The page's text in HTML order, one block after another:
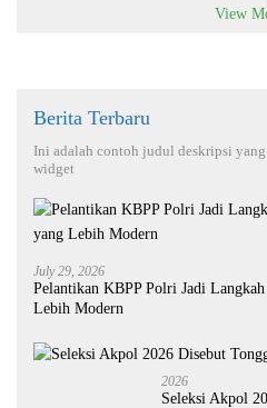
View
Berita Terbaru
Ini adalah contoh judul deskripsi yang
widget
July 29, 2026
Pelantikan KBPP Polri Jadi
Lebih Modern
2026
Seleksi Akpol